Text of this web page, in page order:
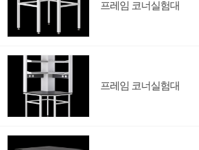
프레임 코너실험대
프레임 코너실험대